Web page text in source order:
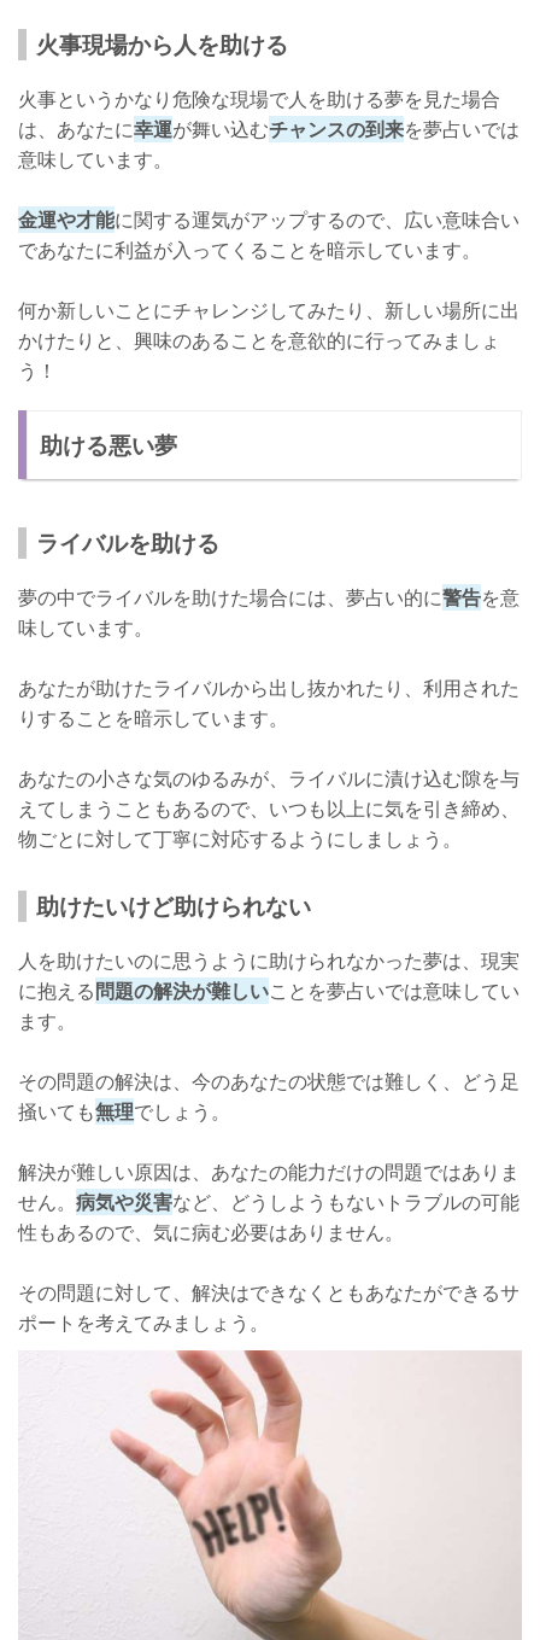
火事現場から人を助ける
火事というかなり危険な現場で人を助ける夢を見た場合
は、あなたに幸運が舞い込むチャンスの到来を夢占いでは
意味しています。
金運や才能に関する運気がアップするので、広い意味合い
であなたに利益が入ってくることを暗示しています。
何か新しいことにチャレンジしてみたり、新しい場所に出
かけたりと、興味のあることを意欲的に行ってみましょ
う！
助ける悪い夢
ライバルを助ける
夢の中でライバルを助けた場合には、夢占い的に警告を意
味しています。
あなたが助けたライバルから出し抜かれたり、利用された
りすることを暗示しています。
あなたの小さな気のゆるみが、ライバルに漬け込む隙を与
えてしまうこともあるので、いつも以上に気を引き締め、
物ごとに対して丁寧に対応するようにしましょう。
助けたいけど助けられない
人を助けたいのに思うように助けられなかった夢は、現実
に抱える問題の解決が難しいことを夢占いでは意味してい
ます。
その問題の解決は、今のあなたの状態では難しく、どう足
掻いても無理でしょう。
解決が難しい原因は、あなたの能力だけの問題ではありま
せん。 病気や災害など、どうしようもないトラブルの可能
性もあるので、気に病む必要はありません。
その問題に対して、解決はできなくともあなたができるサ
ポートを考えてみましょう。